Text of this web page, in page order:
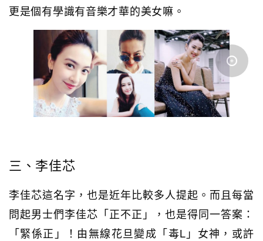
更是個有學識有音樂才華的美女嘛。
三、李佳芯
李佳芯這名字，也是近年比較多人提起。而且每當
問起男士們李佳芯「正不正」，也是得同一答案：
「緊係正」！由無線花旦變成「毒L」女神，或許